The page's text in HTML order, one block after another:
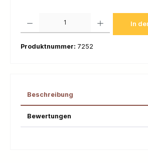
In
Produktnummer: 7252
Beschreibung
Bewertungen